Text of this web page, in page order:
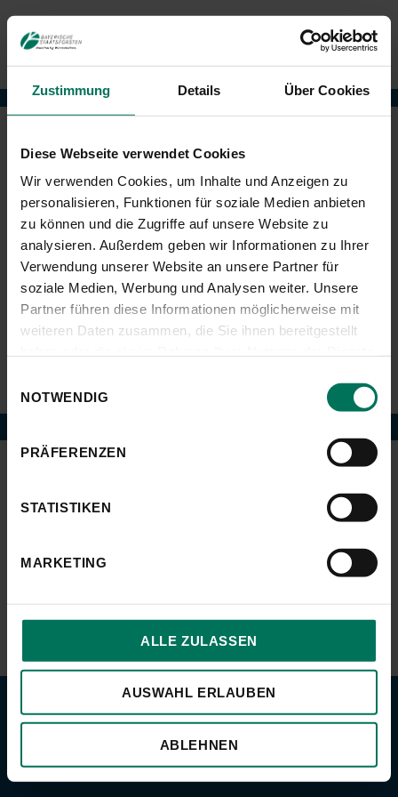
Zustimmung Details Über Cookies
Diese Webseite verwendet Cookies
Wir verwenden Cookies, um Inhalte und Anzeigen zu
personalisieren, Funktionen für soziale Medien anbieten
zu können und die Zugriffe auf unsere Website zu
analysieren. Außerdem geben wir Informationen zu Ihrer
Verwendung unserer Website an unsere Partner für
soziale Medien, Werbung und Analysen weiter. Unsere
Partner führen diese Informationen möglicherweise mit
weiteren Daten zusammen, die Sie ihnen bereitgestellt
NOTWENDIG
PRÄFERENZEN
STATISTIKEN
MARKETING
ALLE ZULASSEN
AUSWAHL ERLAUBEN
ABLEHNEN
Gesucht nach "2021".